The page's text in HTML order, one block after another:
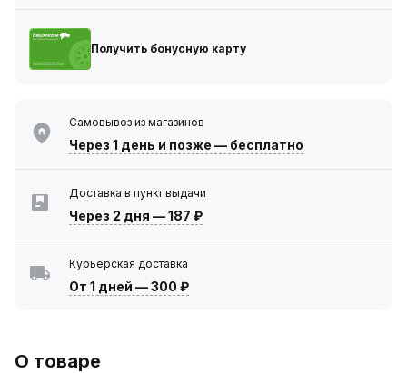
Получить бонусную карту
Самовывоз из магазинов
Через 1 день и позже — бесплатно
Доставка в пункт выдачи
Через 2 дня —187 ₽
Курьерская доставка
От 1 дней —300 ₽
О товаре